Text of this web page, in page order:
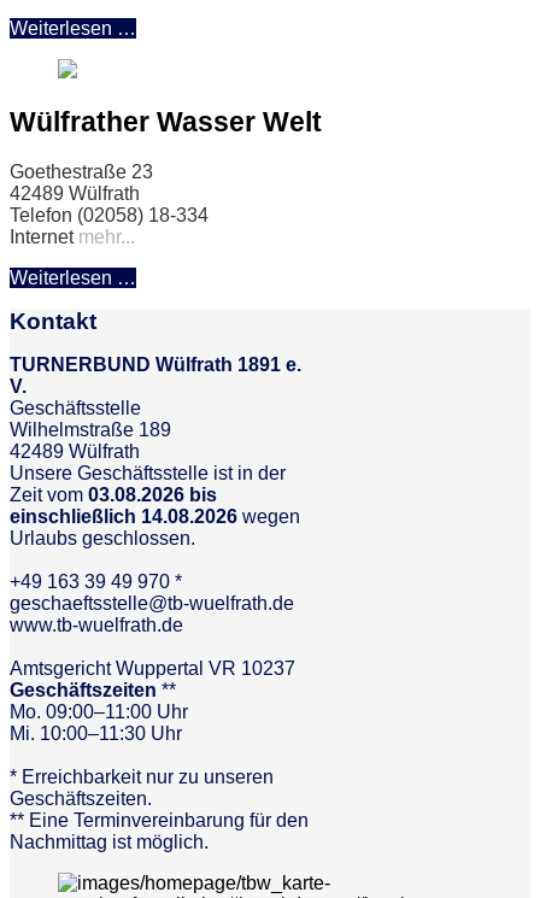
Weiterlesen …
Wülfrather Wasser Welt
Goethestraße 23
42489 Wülfrath
Telefon (02058) 18-334
Internet mehr...
Weiterlesen …
Kontakt
TURNERBUND Wülfrath 1891 e.
V.
Geschäftsstelle
Wilhelmstraße 189
42489 Wülfrath
Unsere Geschäftsstelle ist in der
Zeit vom 03.08.2026 bis
einschließlich 14.08.2026 wegen
Urlaubs geschlossen.
+49 163 39 49 970 *
geschaeftsstelle@tb-wuelfrath.de
www.tb-wuelfrath.de
Amtsgericht Wuppertal VR 10237
Geschäftszeiten **
Mo. 09:00–11:00 Uhr
Mi. 10:00–11:30 Uhr
* Erreichbarkeit nur zu unseren
Geschäftszeiten.
** Eine Terminvereinbarung für den
Nachmittag ist möglich.